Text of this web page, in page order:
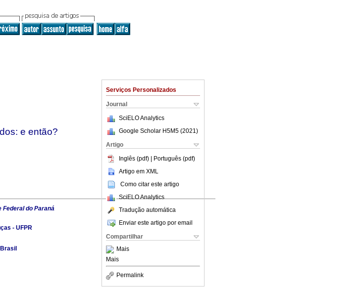
Serviços Personalizados
Journal
SciELO Analytics
Google Scholar H5M5 (2021 )
Artigo
Inglês (pdf) | Português (pdf)
Artigo em XML
Como citar este artigo
SciELO Analytics
Tradução automática
Enviar este artigo por email
Compartilhar
Mais
Mais
Permalink
e então?
Federal do Paraná
- UFPR